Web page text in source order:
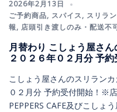
2026年2月13日
ご予約商品, スパイス, スリラ
報, 店頭引き渡しのみ・配送不
月替わり こしょう屋さ
２０２６年０２月分 予約
こしょう屋さんのスリラン
０２月分 予約受付開始！※
PEPPERS CAFE及びこしょ